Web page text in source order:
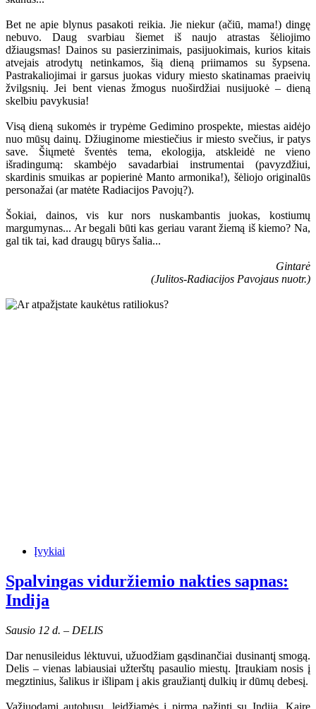
Bet ne apie blynus pasakoti reikia. Jie niekur (ačiū, mama!) dingę
nebuvo. Daug svarbiau šiemet iš naujo atrastas šėliojimo
džiaugsmas! Dainos su pasierzinimais, pasijuokimais, kurios kitais
atvejais atrodytų netinkamos, šią dieną priimamos su šypsena.
Pastrakaliojimai ir garsus juokas vidury miesto skatinamas praeivių
žvilgsnių. Jei bent vienas žmogus nuoširdžiai nusijuokė – dieną
skelbiu pavykusia!
Visą dieną sukomės ir trypėme Gedimino prospekte, miestas aidėjo
nuo mūsų dainų. Džiuginome miestiečius ir miesto svečius, ir patys
save. Šiųmetė šventės tema, ekologija, atskleidė ne vieno
išradingumą: skambėjo savadarbiai instrumentai (pavyzdžiui,
skardinis smuikas ar popierinė Manto armonika!), šėliojo originalūs
personažai (ar matėte Radiacijos Pavojų?).
Šokiai, dainos, vis kur nors nuskambantis juokas, kostiumų
margumynas... Ar begali būti kas geriau varant žiemą iš kiemo? Na,
gal tik tai, kad draugų būrys šalia...
Gintarė
(Julitos-Radiacijos Pavojaus nuotr.)
Įvykiai
Spalvingas viduržiemio nakties sapnas:
Indija
Sausio 12 d. – DELIS
Dar nenusileidus lėktuvui, užuodžiam gąsdinančiai dusinantį smogą.
Delis – vienas labiausiai užterštų pasaulio miestų. Įtraukiam nosis į
megztinius, šalikus ir išlipam į akis graužiantį dulkių ir dūmų debesį.
Važiuodami autobusu, leidžiamės į pirmą pažintį su Indija. Kaire